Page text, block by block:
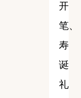
开
笔、
寿
诞
礼